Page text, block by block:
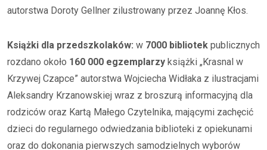
autorstwa Doroty Gellner zilustrowany przez Joannę Kłos.
Książki dla przedszkolaków: w 7000 bibliotek publicznych
rozdano około 160 000 egzemplarzy książki „Krasnal w
Krzywej Czapce” autorstwa Wojciecha Widłaka z ilustracjami
Aleksandry Krzanowskiej wraz z broszurą informacyjną dla
rodziców oraz Kartą Małego Czytelnika, mającymi zachęcić
dzieci do regularnego odwiedzania biblioteki z opiekunami
oraz do dokonania pierwszych samodzielnych wyborów